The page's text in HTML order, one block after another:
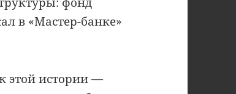
в «Мастер-банке»
этой истории —